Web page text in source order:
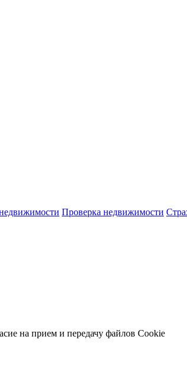
Проверка недвижимости
на прием и передачу файлов Cookie